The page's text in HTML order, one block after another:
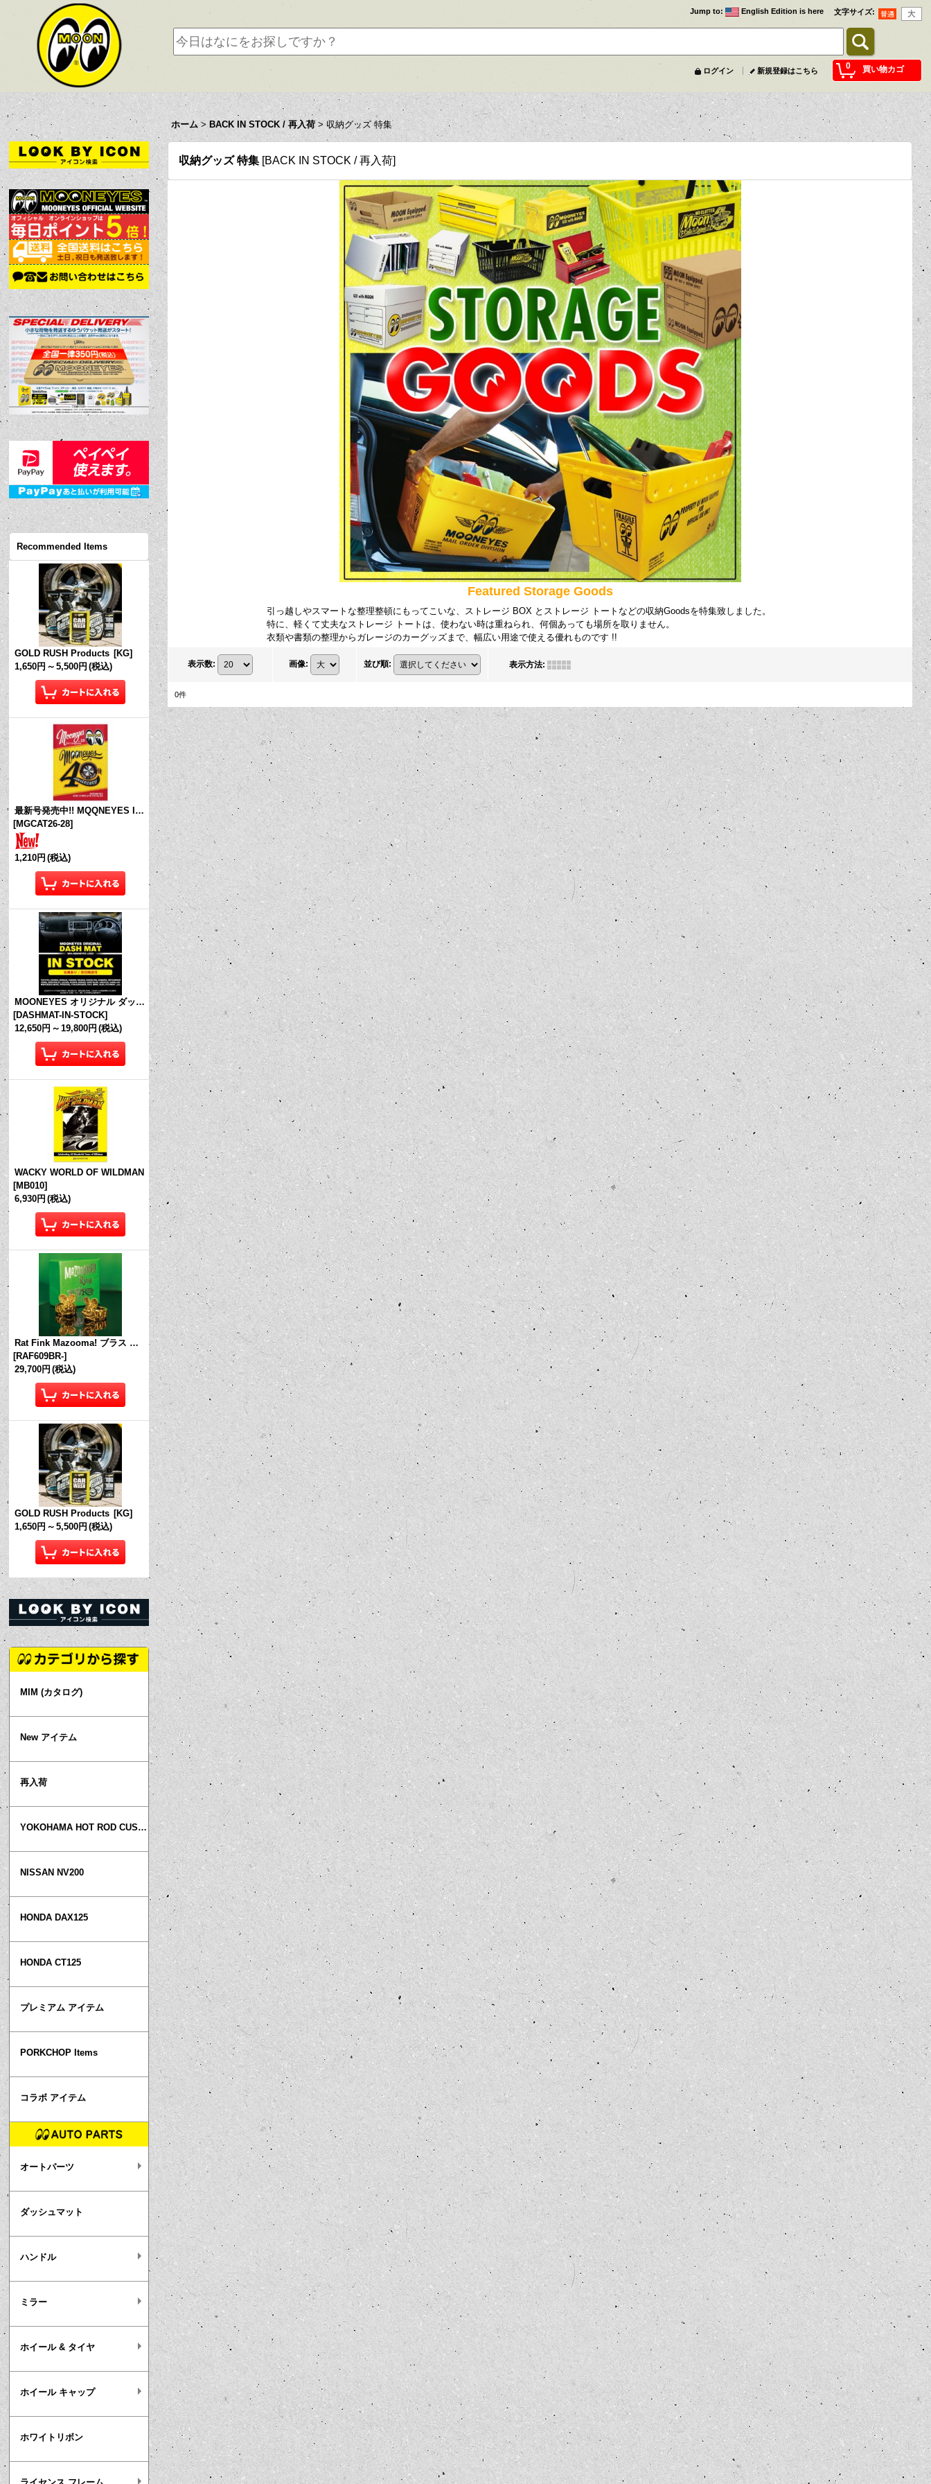
文字サイズ:
Jump to: English Edition is here
0 買い物カゴ
ログイン 新規登録はこちら
ホーム > BACK IN STOCK / 再入荷 > 収納グッズ 特集
Recommended Items
GOLD RUSH Products [KG]
1,650円 ～ 5,500円 (税込)
最新号発売中!! MQQNEYES International Magazine No.28 2026
[MGCAT26-28]
1,210円 (税込)
MOONEYES オリジナル ダッシュマット (in Stock!)
[DASHMAT-IN-STOCK]
12,650円 ～ 19,800円 (税込)
WACKY WORLD OF WILDMAN
[MB010]
6,930円 (税込)
Rat Fink Mazooma! ブラス リング
[RAF609BR-]
29,700円 (税込)
GOLD RUSH Products [KG]
1,650円 ～ 5,500円 (税込)
MIM (カタログ)
New アイテム
再入荷
YOKOHAMA HOT ROD CUSTOM SHOW
NISSAN NV200
HONDA DAX125
HONDA CT125
プレミアム アイテム
PORKCHOP Items
コラボ アイテム
オートパーツ
ダッシュマット
ハンドル
ミラー
ホイール & タイヤ
ホイール キャップ
ホワイトリボン
収納グッズ 特集 [BACK IN STOCK / 再入荷]
Featured Storage Goods
引っ越しやスマートな整理整頓にもってこいな、ストレージ BOX とストレージ トートなどの収納Goodsを特集致しました。
特に、軽くて丈夫なストレージ トートは、使わない時は重ねられ、何個あっても場所を取りません。
衣類や書類の整理からガレージのカーグッズまで、幅広い用途で使える優れものです !!
表示数: 画像: 並び順: 表示方法:
0件